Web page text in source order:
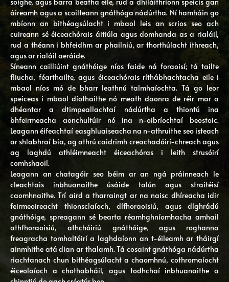
áireamh agus a scoilteann gnáthóga nádúrtha. Ní hamháin go
mbíonn an bithéagsúlacht i mbaol leis an scrios seo ach
cuireann sé éiceachórais áitiúla agus domhanda as a rialáil,
rud a théann i bhfeidhm ar phailniú, ar thorthúlacht ithreach,
agus ar rialáil aeráide.
Síneann cailliúint gnáthóige níos faide ná foraoisí; tá tailte
fliucha, féarthailte, agus éiceachórais ríthábhachtacha eile i
mbaol níos mó de bharr leathnú talmhaíochta. Tá go leor
speiceas i mbaol díothaithe nó meath daonra de réir mar a
dhéantar a dtimpeallachtaí nádúrtha a thiontú ina
bhfeirmeacha aonchultúir nó ina n-oibríochtaí beostoic.
Leagann éifeachtaí easghluaiseacha na n-athruithe seo isteach
ar shlabhraí bia, ag athrú caidrimh creachadóirí-chreach agus
ag laghdú athléimneacht éiceachóras i leith strusóirí
comhshaoil.
Leagann an chatagóir seo béim ar an ngá práinneach le
cleachtais inbhuanaithe úsáide talún agus straitéisí
caomhnaithe. Trí aird a tharraingt ar na naisc dhíreacha idir
feirmeoireacht thionsclaíoch, dífhoraoisiú, agus díghrádú
gnáthóige, spreagann sé bearta réamhghníomhacha amhail
athfhoraoisiú, athchóiriú gnáthóige, agus roghanna
freagracha tomhaltóirí a laghdaíonn an t-éileamh ar tháirgí
ainmhithe atá dian ar thalamh. Tá cosaint gnáthóga nádúrtha
riachtanach chun bithéagsúlacht a chaomhnú, cothromaíocht
éiceolaíoch a chothabháil, agus todhchaí inbhuanaithe a